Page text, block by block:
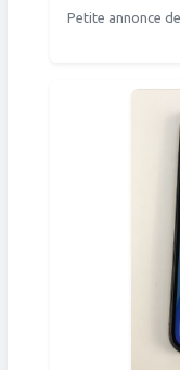
Petite annonce